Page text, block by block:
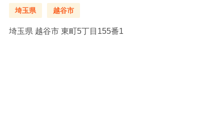
埼玉県 越谷市
埼玉県 越谷市 東町5丁目155番1